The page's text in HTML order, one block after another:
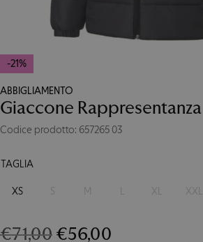
-21%
ABBIGLIAMENTO
Giaccone Rappresentanza
Codice prodotto: 657265 03
TAGLIA
XS S M L XL XXL
Giaccone
€71,00Il
€56,00